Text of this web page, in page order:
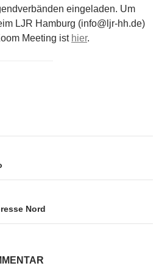
eingeladen. Um
LJR Hamburg (info@ljr-hh.de)
Meeting ist hier.
Nord